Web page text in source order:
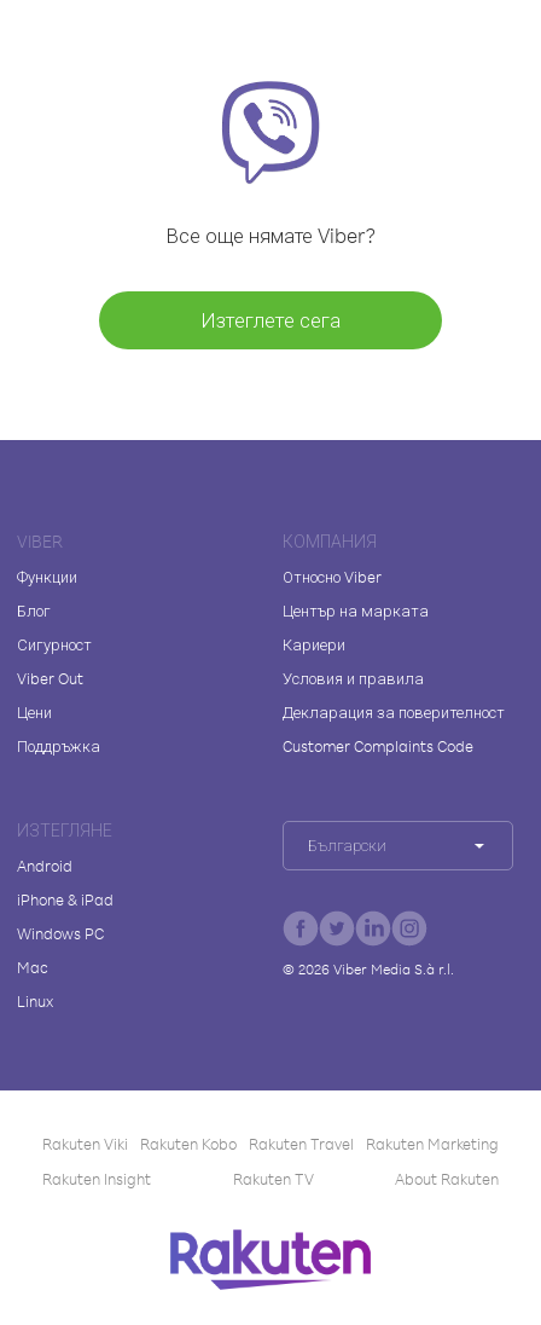
Все още нямате Viber?
Изтеглете сега
VIBER
Функции
Блог
Сигурност
Viber Out
Цени
Поддръжка
КОМПАНИЯ
Относно Viber
Център на марката
Кариери
Условия и правила
Декларация за поверителност
Customer Complaints Code
ИЗТЕГЛЯНЕ
Android
iPhone & iPad
Windows PC
Mac
Linux
Български
© 2026Viber Media S.à r.l.
Rakuten Viki Rakuten Kobo Rakuten Travel
Rakuten Marketing
Rakuten Insight
Rakuten TV About Rakuten